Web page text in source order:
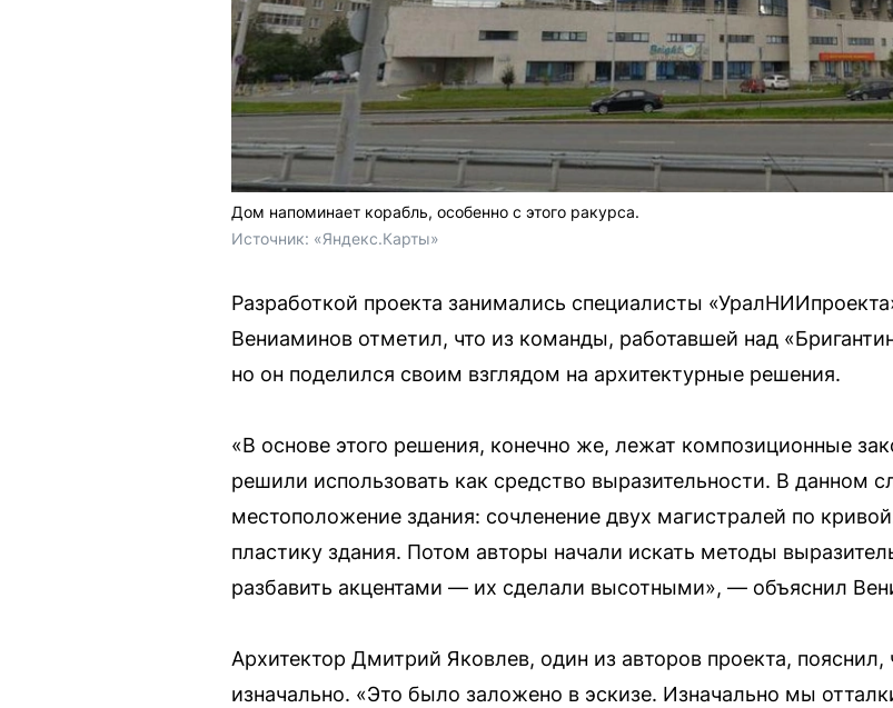
Дом напоминает корабль, особенно с этого ракурса.
Источник: «Яндекс.Карты»
Разработкой проекта занимались специалисты
Вениаминов отметил, что из команды, работавшей над
но он поделился своим взглядом на архитектурные решения.
«В основе этого решения, конечно же, лежат композиционные
решили использовать как средство выразительности. В данном
местоположение здания: сочленение двух магистралей по
пластику здания. Потом авторы начали искать методы
разбавить акцентами — их сделали высотными», — объяснил
Архитектор Дмитрий Яковлев, один из авторов проекта,
изначально. «Это было заложено в эскизе. Изначально мы